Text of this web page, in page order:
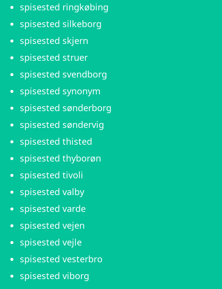
spisested ringkøbing
spisested silkeborg
spisested skjern
spisested struer
spisested svendborg
spisested synonym
spisested sønderborg
spisested søndervig
spisested thisted
spisested thyborøn
spisested tivoli
spisested valby
spisested varde
spisested vejen
spisested vejle
spisested vesterbro
spisested viborg